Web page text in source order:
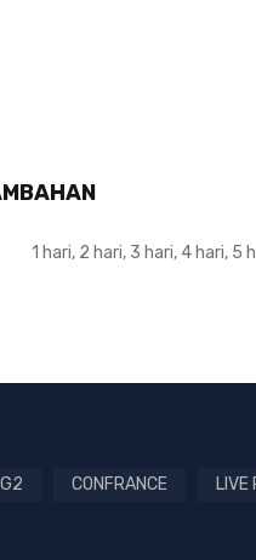
1 hari, 2 hari, 3 hari, 4 hari, 5
CONFRANCE LIVE